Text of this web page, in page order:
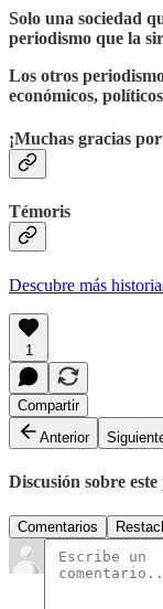
Solo una sociedad
periodismo que la
Los otros
económicos,
¡Muchas gracias
Témoris
Descubre más
1
Compartir
Anterior
Discusión sobre este
Comentarios